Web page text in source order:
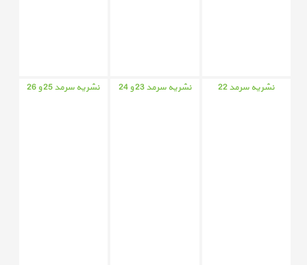
نشریه سرمد 22 نشریه سرمد 23 و 24 نشریه سرمد 25 و 26